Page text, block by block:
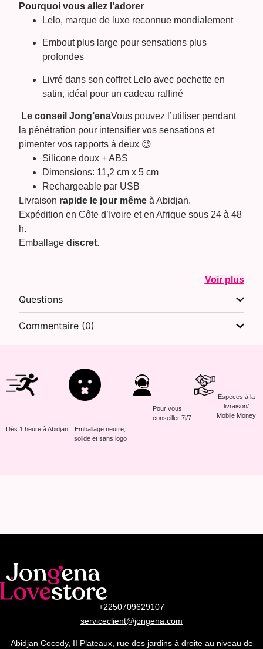
Pourquoi vous allez l’adorer
Lelo, marque de luxe reconnue mondialement
Embout plus large pour sensations plus
profondes
Livré dans son coffret Lelo avec pochette en
satin, idéal pour un cadeau raffiné
Le conseil Jong’enaVous pouvez l’utiliser pendant
la pénétration pour intensifier vos sensations et
pimenter vos rapports à deux 😉
Silicone doux + ABS
Dimensions: 11,2 cm x 5 cm
Rechargeable par USB
Livraison rapide le jour même à Abidjan.
Expédition en Côte d’Ivoire et en Afrique sous 24 à 48
h.
Emballagediscret.
Voir plus
Questions
Commentaire (0)
Dès 1 heure à Abidjan
Emballage neutre,
solide et sans logo
Pour vous
conseiller 7j/7
Espèces à la
livraison/
Mobile Money
+2250709629107
serviceclient@jongena.com
Abidjan Cocody, II Plateaux, rue des jardins à droite au niveau de